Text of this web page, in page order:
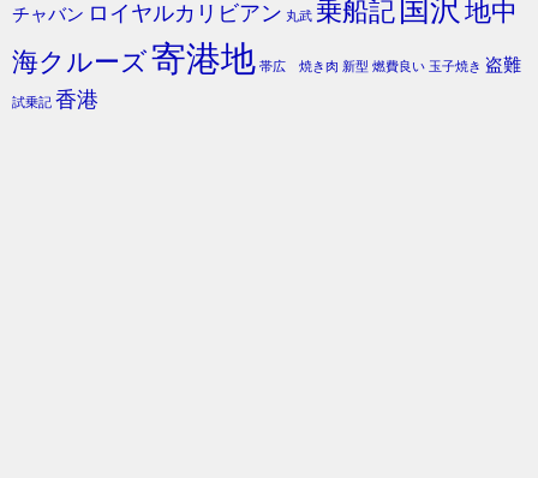
チャバン ロイヤルカリビアン 丸武 乗船記 国沢 地中
海クルーズ寄港地 帯広 焼き肉 新型 燃費良い 玉子焼き 盗難
試乗記 香港